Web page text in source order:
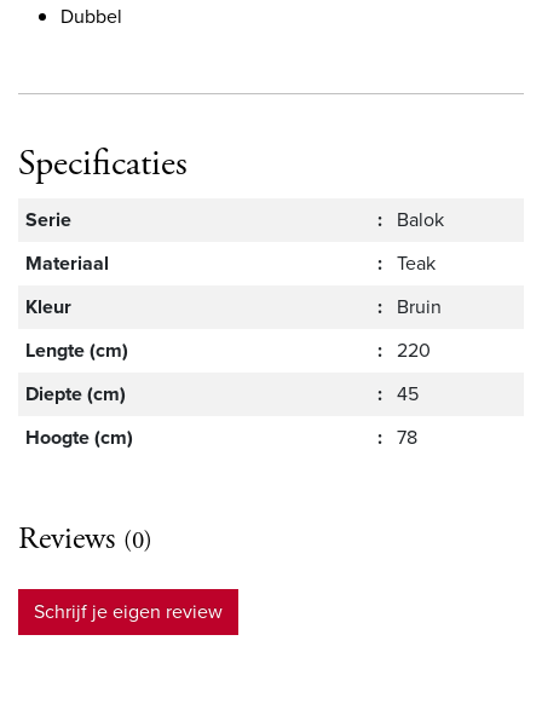
Dubbel
Specificaties
Serie : Balok
Materiaal
: Teak
Kleur
: Bruin
Lengte (cm)
: 220
Diepte (cm)
: 45
Hoogte (cm)
: 78
Reviews (0)
Schrijf je eigen review